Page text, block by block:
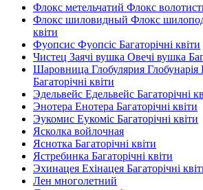
Флокс метельчатий Флокс
Флокс шиловидный Флокс
квіти
Фуопсис Фуопсіс Багаторічні квіти
Чистец Заячі вушка Овечі вушка
Шаровница Глобулярия Глобунарія
Багаторічні квіти
Эдельвейс Едельвейс Багаторічні
Энотера Енотера Багаторічні квіти
Эукомис Еукоміс Багаторічні квіти
Ясколка войлочная
Яснотка Багаторічні квіти
Ястребинка Багаторічні квіти
Эхинацея Ехінацея Багаторічні
Лен многолетний